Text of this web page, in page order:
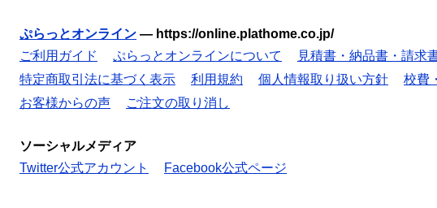
ぷらっとオンライン — https://online.plathome.co.jp/
ご利用ガイド
ぷらっとオンラインについて 見積書・納品書・請求
特定商取引法に基づく表示
利用規約 個人情報取り扱い方針 校費
お客様からの声
ご注文の取り消し
ソーシャルメディア
Twitter公式アカウント
Facebook公式ページ